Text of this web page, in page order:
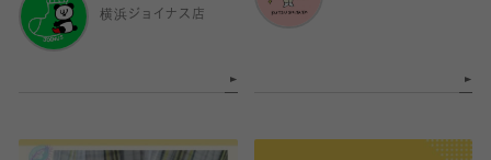
横浜ジョイナス店